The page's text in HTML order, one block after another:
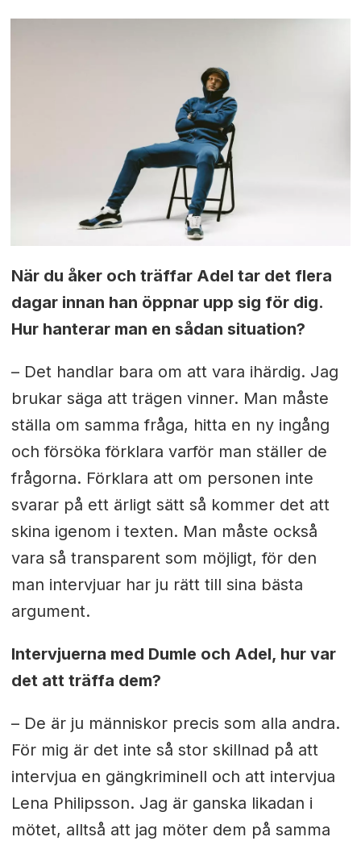
När du åker och träffar Adel tar det flera
dagar innan han öppnar upp sig för dig.
Hur hanterar man en sådan situation?
– Det handlar bara om att vara ihärdig. Jag
brukar säga att trägen vinner. Man måste
ställa om samma fråga, hitta en ny ingång
och försöka förklara varför man ställer de
frågorna. Förklara att om personen inte
svarar på ett ärligt sätt så kommer det att
skina igenom i texten. Man måste också
vara så transparent som möjligt, för den
man intervjuar har ju rätt till sina bästa
argument.
Intervjuerna med Dumle och Adel, hur var
det att träffa dem?
– De är ju människor precis som alla andra.
För mig är det inte så stor skillnad på att
intervjua en gängkriminell och att intervjua
Lena Philipsson. Jag är ganska likadan i
mötet, alltså att jag möter dem på samma